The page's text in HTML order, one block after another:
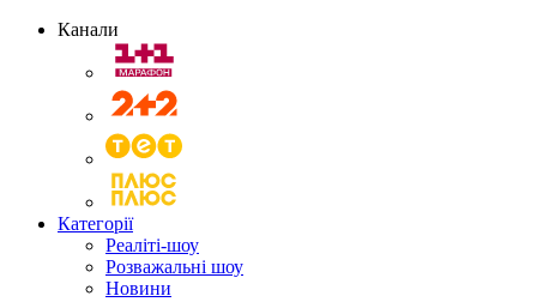
Канали
Категорії
Реаліті-шоу
Розважальні шоу
Новини